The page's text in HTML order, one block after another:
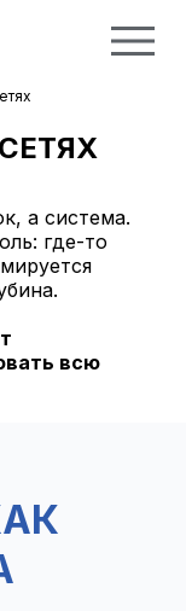
а система.
где-то
всю